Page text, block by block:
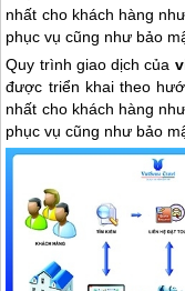
nhất cho khách hàng
phục vụ cũng như bảo
Quy trình giao dịch của
được triển khai theo
nhất cho khách hàng
phục vụ cũng như bảo